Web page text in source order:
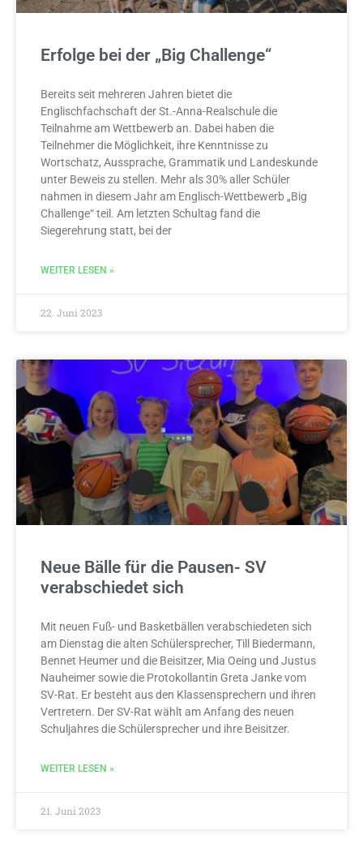
Erfolge bei der „Big Challenge“
Bereits seit mehreren Jahren bietet die
Englischfachschaft der St.-Anna-Realschule die
Teilnahme am Wettbewerb an. Dabei haben die
Teilnehmer die Möglichkeit, ihre Kenntnisse zu
Wortschatz, Aussprache, Grammatik und Landeskunde
unter Beweis zu stellen. Mehr als 30% aller Schüler
nahmen in diesem Jahr am Englisch-Wettbewerb „Big
Challenge“ teil. Am letzten Schultag fand die
Siegerehrung statt, bei der
WEITER LESEN »
22. Juni 2023
Neue Bälle für die Pausen- SV
verabschiedet sich
Mit neuen Fuß- und Basketbällen verabschiedeten sich
am Dienstag die alten Schülersprecher, Till Biedermann,
Bennet Heumer und die Beisitzer, Mia Oeing und Justus
Nauheimer sowie die Protokollantin Greta Janke vom
SV-Rat. Er besteht aus den Klassensprechern und ihren
Vertretern. Der SV-Rat wählt am Anfang des neuen
Schuljahres die Schülersprecher und ihre Beisitzer.
WEITER LESEN »
21. Juni 2023